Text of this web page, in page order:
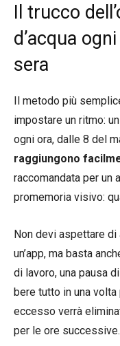
Il trucco
d’acqua
sera
Il metodo più
impostare un ritmo:
ogni ora, dalle 8 del
raggiungono
raccomandata per un
promemoria visivo:
Non devi aspettare
un’app, ma basta
di lavoro, una pausa
bere tutto in una volta
eccesso verrà
per le ore